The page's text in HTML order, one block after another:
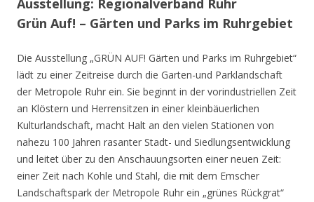
Ausstellung: Regionalverband Ruhr
Grün Auf! – Gärten und Parks im Ruhrgebiet
Die Ausstellung „GRÜN AUF! Gärten und Parks im Ruhrgebiet“
lädt zu einer Zeitreise durch die Garten-und Parklandschaft
der Metropole Ruhr ein. Sie beginnt in der vorindustriellen Zeit
an Klöstern und Herrensitzen in einer kleinbäuerlichen
Kulturlandschaft, macht Halt an den vielen Stationen von
nahezu 100 Jahren rasanter Stadt- und Siedlungsentwicklung
und leitet über zu den Anschauungsorten einer neuen Zeit:
einer Zeit nach Kohle und Stahl, die mit dem Emscher
Landschaftspark der Metropole Ruhr ein „grünes Rückgrat“